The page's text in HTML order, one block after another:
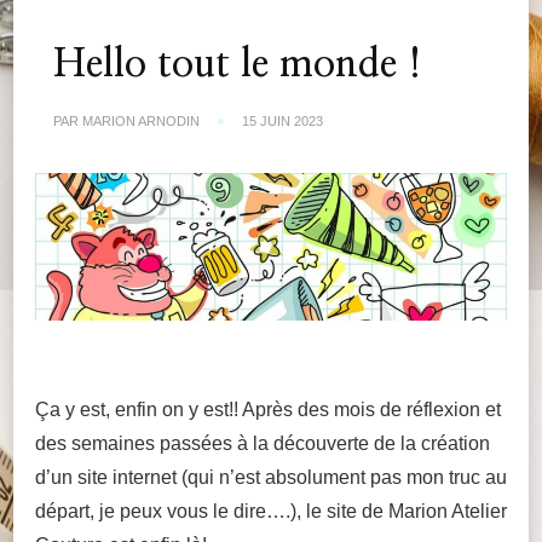
Hello tout le monde !
PAR MARION ARNODIN 15 JUIN 2023
Ça y est, enfin on y est!! Après des mois de réflexion et
des semaines passées à la découverte de la création
d’un site internet (qui n’est absolument pas mon truc au
départ, je peux vous le dire….), le site de Marion Atelier